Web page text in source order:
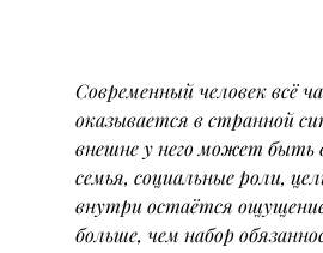
Современный человек всё
оказывается в странной
внешне у него может быть
семья, социальные роли,
внутри остаётся
больше, чем набор